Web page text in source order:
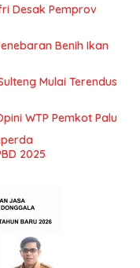
Desak Pemprov
Benih Ikan
Mulai Terendus
WTP Pemkot Palu
2025